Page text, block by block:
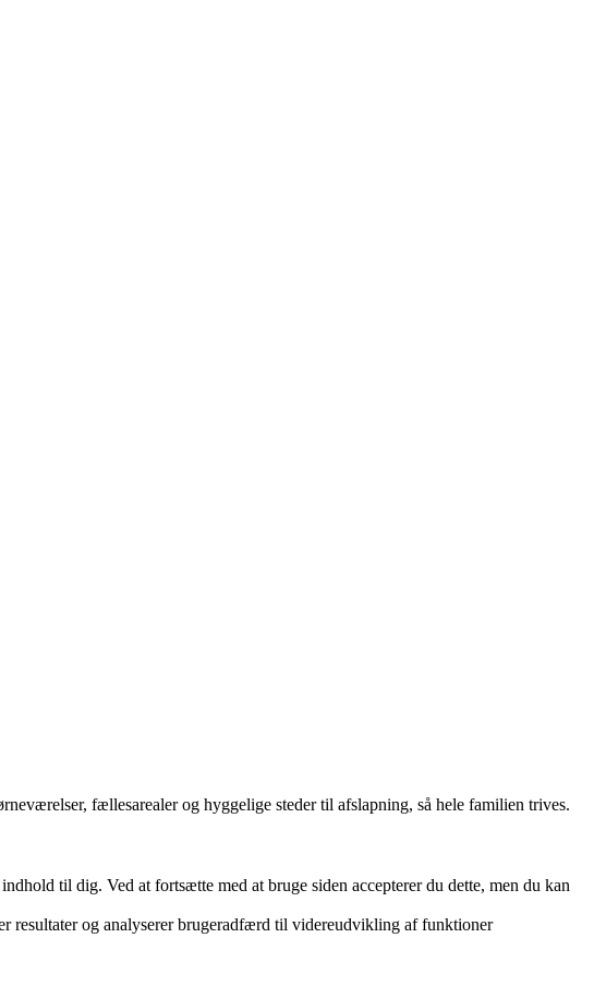
fællesarealer og hyggelige steder til afslapning, så hele familien trives.
til dig. Ved at fortsætte med at bruge siden accepterer du dette, men du kan
resultater og analyserer brugeradfærd til videreudvikling af funktioner